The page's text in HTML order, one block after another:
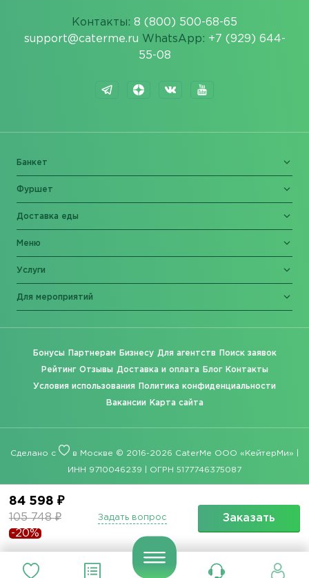
84 598 ₽
105 748 ₽
-20%
Заказать
Задать вопрос
Контакты: 8 (800) 500-68-65
support@caterme.ru WhatsApp: +7 (929) 644-
55-08
Банкет
Фуршет
Доставка еды
Меню
Услуги
Для мероприятий
Бонусы Партнерам Бизнесу Для агентств Поиск заявок
Рейтинг Отзывы Доставка и оплата Блог Контакты
Условия использования Политика конфиденциальности
Вакансии Карта сайта
Сделано с в Москве © 2016-2026 CaterMe ООО «КейтерМи» |
ИНН 9710046239 | ОГРН 5177746375087